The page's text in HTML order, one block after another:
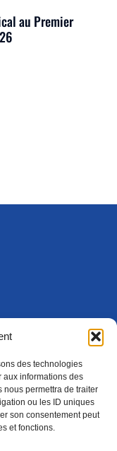
des technologies
aux informations des
nous permettra de traiter
ou les ID uniques
son consentement peut
et fonctions.
au Premier
15